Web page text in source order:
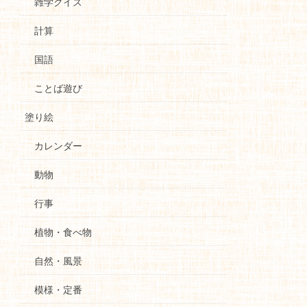
計算
国語
ことば遊び
塗り絵
カレンダー
動物
行事
植物・食べ物
自然・風景
模様・定番